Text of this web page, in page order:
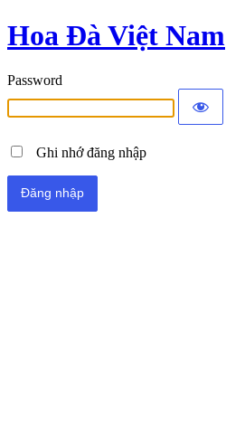
Hoa Đà Việt Nam
Password
Ghi nhớ đăng nhập